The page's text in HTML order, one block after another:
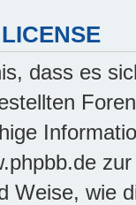
dass es
Weise, wie